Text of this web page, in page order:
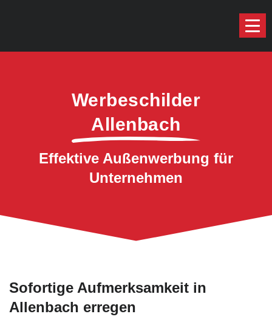
Werbeschilder
Allenbach
Effektive Außenwerbung für
Unternehmen
Sofortige Aufmerksamkeit in
Allenbach erregen